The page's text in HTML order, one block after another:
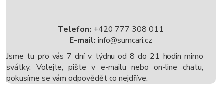
Telefon: +420 777 308 011
E-mail: info@sumcari.cz
Jsme tu pro vás 7 dní v týdnu od 8 do 21 hodin mimo
svátky. Volejte, pište v e-mailu nebo on-line chatu,
pokusíme se vám odpovědět co nejdříve.